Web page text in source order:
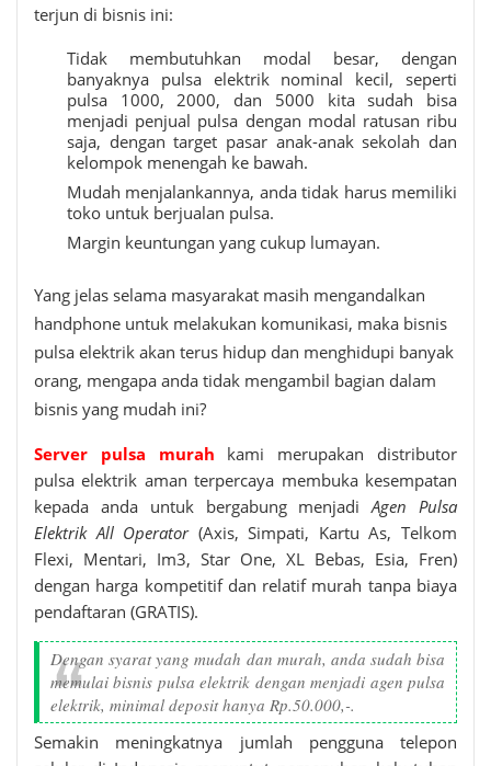
terjun di bisnis ini:
Tidak membutuhkan modal besar, dengan
banyaknya pulsa elektrik nominal kecil, seperti
pulsa 1000, 2000, dan 5000 kita sudah bisa
menjadi penjual pulsa dengan modal ratusan ribu
saja, dengan target pasar anak-anak sekolah dan
kelompok menengah ke bawah.
Mudah menjalankannya, anda tidak harus memiliki
toko untuk berjualan pulsa.
Margin keuntungan yang cukup lumayan.
Yang jelas selama masyarakat masih mengandalkan
handphone untuk melakukan komunikasi, maka bisnis
pulsa elektrik akan terus hidup dan menghidupi banyak
orang, mengapa anda tidak mengambil bagian dalam
bisnis yang mudah ini?
Server pulsa murah kami merupakan distributor
pulsa elektrik aman terpercaya membuka kesempatan
kepada anda untuk bergabung menjadiAgen Pulsa
Elektrik All Operator(Axis, Simpati, Kartu As, Telkom
Flexi, Mentari, Im3, Star One, XL Bebas, Esia, Fren)
dengan harga kompetitif dan relatif murah tanpa biaya
pendaftaran (GRATIS).
Dengan syarat yang mudah dan murah, anda sudah bisa
memulai bisnis pulsa elektrik dengan menjadi agen pulsa
elektrik, minimal deposit hanya Rp.50.000,-.
Semakin meningkatnya jumlah pengguna telepon